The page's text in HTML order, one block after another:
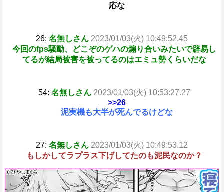
応な
26: 名無しさん 2023/01/03(火) 10:49:52.45
今回のfps騒動、どこぞのゲハの煽り合いみたいで辟易し
てるが結局被害を被ってるのはエミュ勢くらいだな
54: 名無しさん 2023/01/03(火) 10:53:27.27
>>26
泥実機も大半が死んでるけどな
27: 名無しさん 2023/01/03(火) 10:49:53.12
もしかしてラプラス下げしてたのも泥民なのか？